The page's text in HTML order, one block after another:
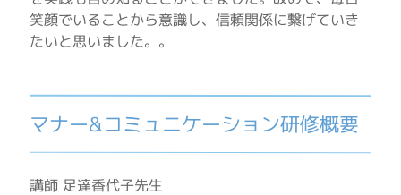
笑顔でいることから意識し、信頼関係に繋げていき
たいと思いました。。
マナー&コミュニケーション研修概要
講師 足達香代子先生